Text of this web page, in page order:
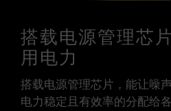
搭载电源管理芯
用电力
搭载电源管理芯片，能让噪
电力稳定且有效率的分配给